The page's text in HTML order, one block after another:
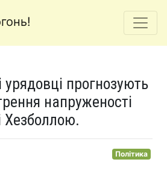
прогнозують
напруженості
Хезболлою.
Політика